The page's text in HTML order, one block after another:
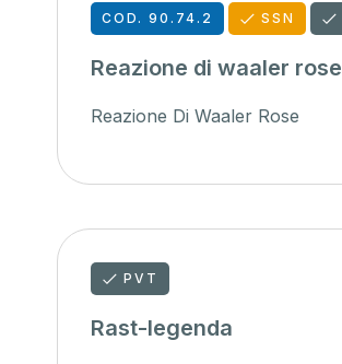
COD. 90.74.2 SSN
Reazione di waaler rose
Reazione Di Waaler Rose
PVT
Rast-legenda